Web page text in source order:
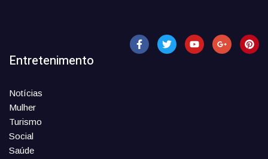
Entretenimento
Notícias
Mulher
Turismo
Social
Saúde